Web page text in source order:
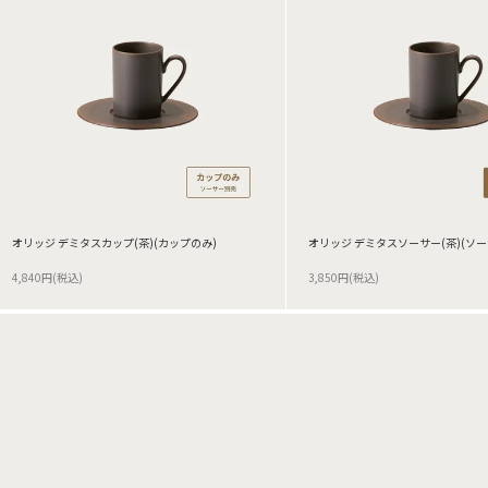
オリッジ デミタスカップ(茶)(カップのみ)
4,840円(税込)
オリッジ デミタスソーサー(茶)(ソ
3,850円(税込)